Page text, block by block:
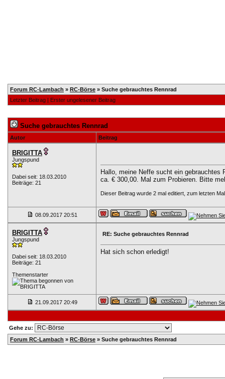
Forum RC-Lambach » RC-Börse » Suche gebrauchtes Rennrad
Letzter Beitrag | Erster ungelesener Beitrag
Suche gebrauchtes Rennrad
Autor Beitrag
BRIGITTA
Jungspund
Dabei seit: 18.03.2010
Beiträge: 21
Hallo, meine Neffe sucht ein gebrauchtes
ca. € 300,00. Mal zum Probieren. Bitte
Dieser Beitrag wurde 2 mal editiert, zum letzten
08.09.2017 20:51
BRIGITTA
Jungspund
Dabei seit: 18.03.2010
Beiträge: 21
Themenstarter
RE: Suche gebrauchtes Rennrad
Hat sich schon erledigt!
21.09.2017 20:49
Gehe zu:
Forum RC-Lambach » RC-Börse » Suche gebrauchtes Rennrad